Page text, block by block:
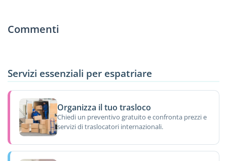
Commenti
Servizi essenziali per espatriare
Organizza il tuo trasloco
Chiedi un preventivo gratuito e confronta prezzi e
servizi di traslocatori internazionali.